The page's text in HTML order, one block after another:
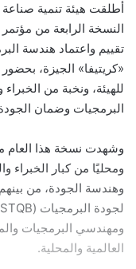
أطلقت هيئة تنمية صناعة
النسخة الرابعة من
«كريتيفا» الجيزة،
للهيئة، ونخبة من
البرمجيات وضمان
ومحليًا من كبار الخبراء
وهندسة الجودة، من
ومهندسي البرمجيات
العالمية والمحلية.